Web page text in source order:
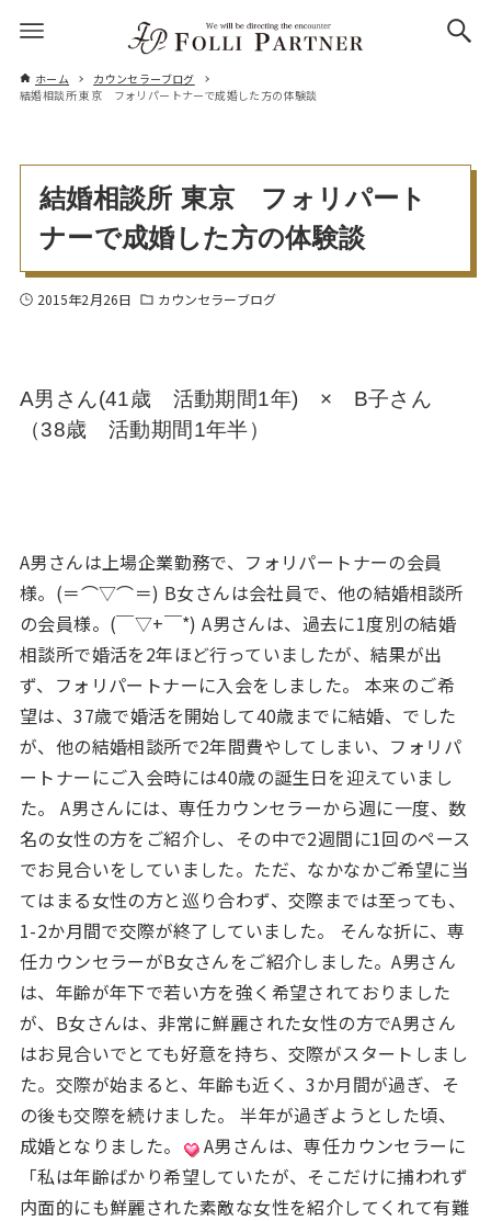
ホーム
カウンセラーブログ
結婚相談所 東京 フォリパートナーで成婚した方の体験談
結婚相談所 東京 フォリパート
ナーで成婚した方の体験談
2015年2月26日 カウンセラーブログ
A男さん(41歳 活動期間1年) × B子さん
（38歳 活動期間1年半）
A男さんは上場企業勤務で、フォリパートナーの会員
様。(＝⌒▽⌒＝) B女さんは会社員で、他の結婚相談所
の会員様。(￣▽+￣*) A男さんは、過去に1度別の結婚
相談所で婚活を2年ほど行っていましたが、結果が出
ず、フォリパートナーに入会をしました。 本来のご希
望は、37歳で婚活を開始して40歳までに結婚、でした
が、他の結婚相談所で2年間費やしてしまい、フォリパ
ートナーにご入会時には40歳の誕生日を迎えていまし
た。 A男さんには、専任カウンセラーから週に一度、数
名の女性の方をご紹介し、その中で2週間に1回のペース
でお見合いをしていました。ただ、なかなかご希望に当
てはまる女性の方と巡り合わず、交際までは至っても、
1-2か月間で交際が終了していました。 そんな折に、専
任カウンセラーがB女さんをご紹介しました。A男さん
は、年齢が年下で若い方を強く希望されておりました
が、B女さんは、非常に鮮麗された女性の方でA男さん
はお見合いでとても好意を持ち、交際がスタートしまし
た。交際が始まると、年齢も近く、3か月間が過ぎ、そ
の後も交際を続けました。 半年が過ぎようとした頃、
成婚となりました。
A男さんは、専任カウンセラーに
「私は年齢ばかり希望していたが、そこだけに捕われず
内面的にも鮮麗された素敵な女性を紹介してくれて有難